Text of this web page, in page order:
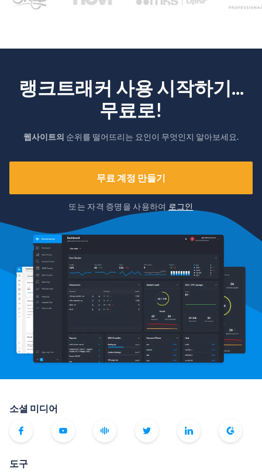
랭크트래커 사용 시작하기...
무료로!
웹사이트의 순위를 떨어뜨리는 요인이 무엇인지 알아보세요.
무료 계정 만들기
또는 자격 증명을 사용하여 로그인
소셜 미디어
도구